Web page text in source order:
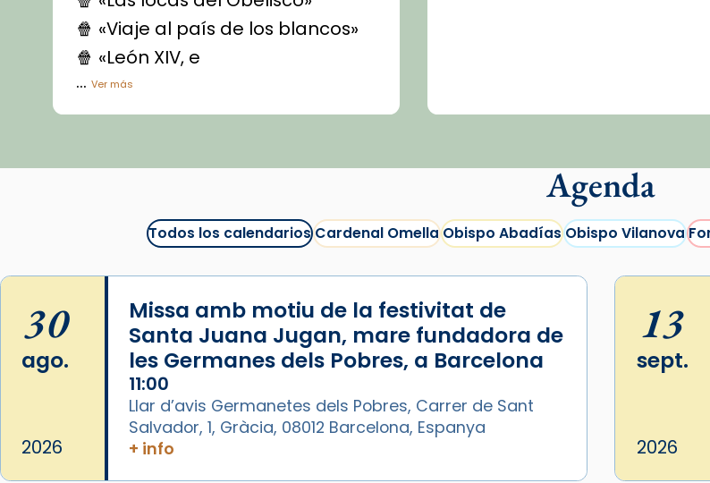
🍿 «Viaje al país de los blancos»
🍿 «León XIV, e
...Ver más
Vídeo
La Carmina va patir depressió.
arribar el seu testimoni al papa
Lleó XIV.
Recupera l'entrevista
compVatican News tican News 👇
www.vaticannews.va/es/iglesia/news/2026-
07/carmina-historia-depresion-
papa-viaje-espana-testimoni...
Agenda
Todos los calendariosCardenal OmellaObispo AbadíasObispo Vilanova
30
ago.
2026
Missa amb motiu de la festivitat de
Santa Juana Jugan, mare fundadora de
les Germanes dels Pobres, a Barcelona
11:00
Llar d’avis Germanetes dels Pobres, Carrer de Sant
Salvador, 1, Gràcia, 08012 Barcelona, Espanya
+ info
13
sept.
2026